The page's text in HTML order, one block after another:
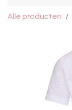
Alle producten